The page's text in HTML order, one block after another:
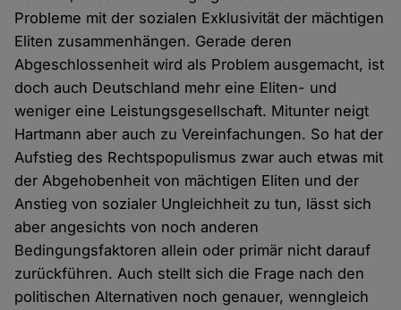
Probleme mit der sozialen Exklusivität der mächtigen
Eliten zusammenhängen. Gerade deren
Abgeschlossenheit wird als Problem ausgemacht, ist
doch auch Deutschland mehr eine Eliten- und
weniger eine Leistungsgesellschaft. Mitunter neigt
Hartmann aber auch zu Vereinfachungen. So hat der
Aufstieg des Rechtspopulismus zwar auch etwas mit
der Abgehobenheit von mächtigen Eliten und der
Anstieg von sozialer Ungleichheit zu tun, lässt sich
aber angesichts von noch anderen
Bedingungsfaktoren allein oder primär nicht darauf
zurückführen. Auch stellt sich die Frage nach den
politischen Alternativen noch genauer, wenngleich